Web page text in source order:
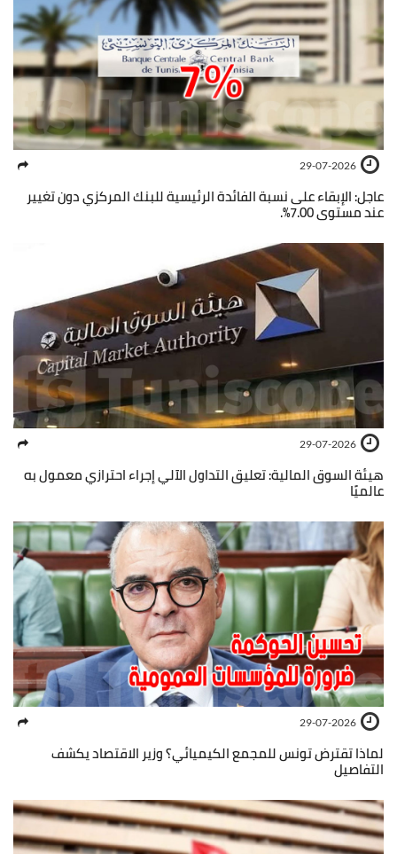
29-07-2026
عاجل: الإبقاء على نسبة الفائدة الرئيسية للبنك المركزي دون تغيير
عند مستوى 7.00%.
29-07-2026
هيئة السوق المالية: تعليق التداول الآلي إجراء احترازي معمول به
عالميًا
29-07-2026
لماذا تقترض تونس للمجمع الكيميائي؟ وزير الاقتصاد يكشف
التفاصيل